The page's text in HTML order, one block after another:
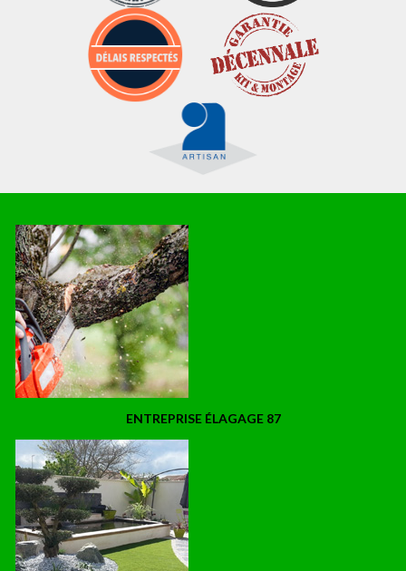
ENTREPRISE ÉLAGAGE 87